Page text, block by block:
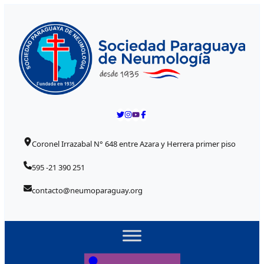
Coronel Irrazabal N° 648 entre Azara y Herrera primer piso
595 -21 390 251
contacto@neumoparaguay.org